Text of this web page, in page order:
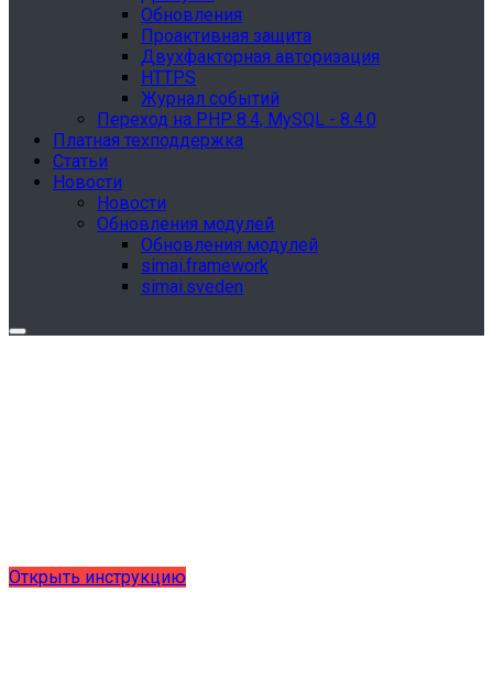
Обновления
Проактивная защита
Двухфакторная авторизация
HTTPS
Журнал событий
Переход на PHP 8.4, MySQL - 8.4.0
Платная техподдержка
Статьи
Новости
Новости
Обновления модулей
Обновления модулей
simai.framework
simai.sveden
Открыть инструкцию